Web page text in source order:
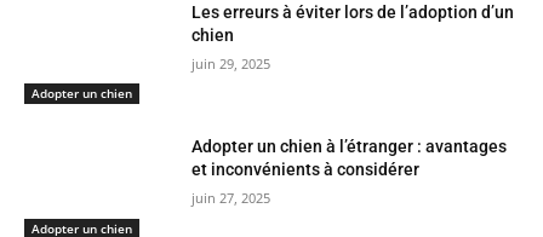
Adopter un chien
Les erreurs à éviter lors de l’adoption d’un
chien
juin 29, 2025
Adopter un chien
Adopter un chien à l’étranger : avantages
et inconvénients à considérer
juin 27, 2025